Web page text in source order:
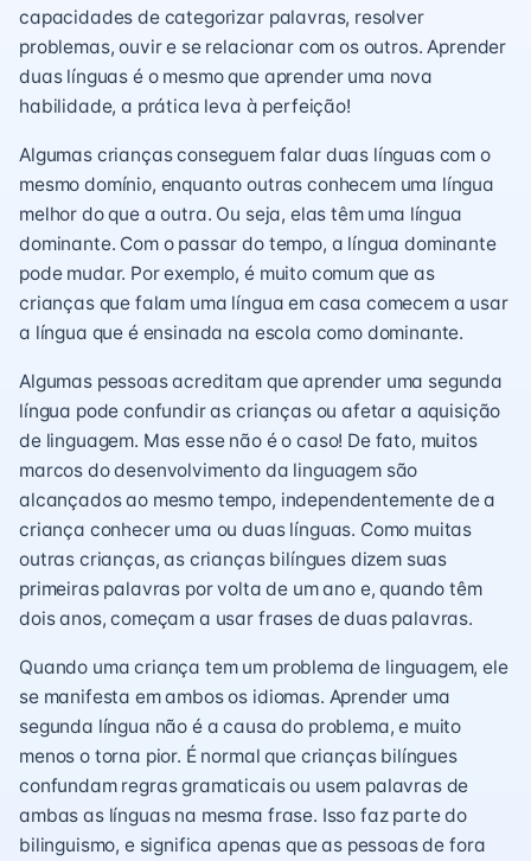
capacidades de categorizar palavras, resolver
problemas, ouvir e se relacionar com os outros. Aprender
duas línguas é o mesmo que aprender uma nova
habilidade, a prática leva à perfeição!
Algumas crianças conseguem falar duas línguas com o
mesmo domínio, enquanto outras conhecem uma língua
melhor do que a outra. Ou seja, elas têm uma língua
dominante. Com o passar do tempo, a língua dominante
pode mudar. Por exemplo, é muito comum que as
crianças que falam uma língua em casa comecem a usar
a língua que é ensinada na escola como dominante.
Algumas pessoas acreditam que aprender uma segunda
língua pode confundir as crianças ou afetar a aquisição
de linguagem. Mas esse não é o caso! De fato, muitos
marcos do desenvolvimento da linguagem são
alcançados ao mesmo tempo, independentemente de a
criança conhecer uma ou duas línguas. Como muitas
outras crianças, as crianças bilíngues dizem suas
primeiras palavras por volta de um ano e, quando têm
dois anos, começam a usar frases de duas palavras.
Quando uma criança tem um problema de linguagem, ele
se manifesta em ambos os idiomas. Aprender uma
segunda língua não é a causa do problema, e muito
menos o torna pior. É normal que crianças bilíngues
confundam regras gramaticais ou usem palavras de
ambas as línguas na mesma frase. Isso faz parte do
bilinguismo, e significa apenas que as pessoas de fora